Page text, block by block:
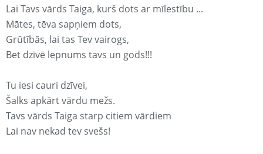
Lai Tavs vārds Taiga, kurš dots ar mīlestību ...
Mātes, tēva sapņiem dots,
Grūtībās, lai tas Tev vairogs,
Bet dzīvē lepnums tavs un gods!!!
Tu iesi cauri dzīvei,
Šalks apkārt vārdu mežs.
Tavs vārds Taiga starp citiem vārdiem
Lai nav nekad tev svešs!